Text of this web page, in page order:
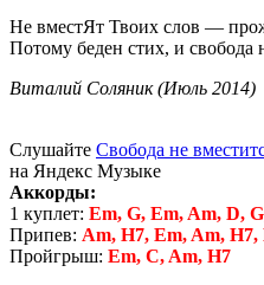
Не вместЯт Твоих слов —
Потому беден стих, и свобода
Виталий Соляник (Июль 2014)
Слушайте Свобода не
на Яндекс Музыке
Аккорды:
1 куплет: Em, G, Em, Am, D,
Припев: Am, H7, Em, Am, H7,
Пройгрыш: Em, C, Am, H7